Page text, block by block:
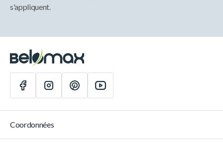
s'appliquent.
Coordonnées